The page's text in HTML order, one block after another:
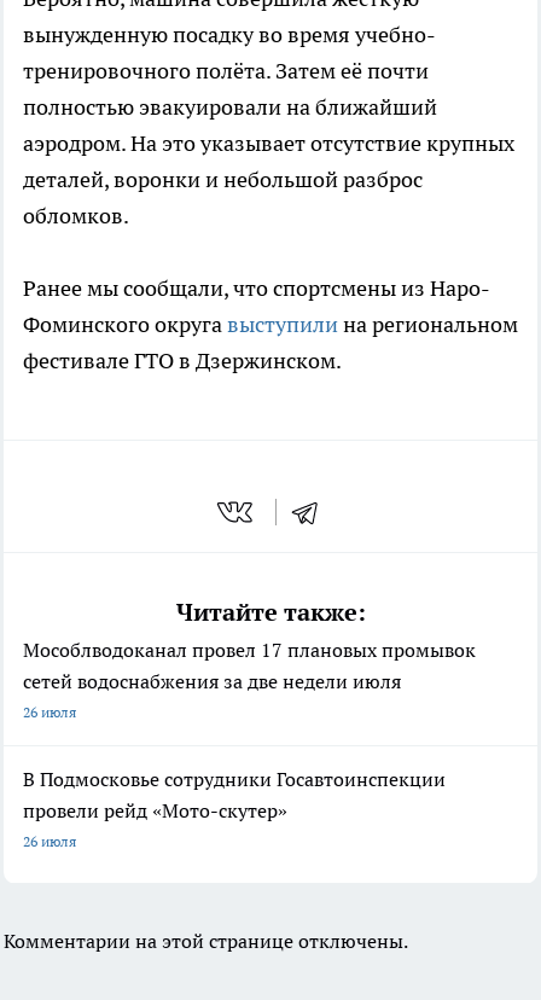
вынужденную посадку во время учебно-
тренировочного полёта. Затем её почти
полностью эвакуировали на ближайший
аэродром. На это указывает отсутствие крупных
деталей, воронки и небольшой разброс
обломков.
Ранее мы сообщали, что спортсмены из Наро-
Фоминского округавыступилина региональном
фестивале ГТО в Дзержинском.
Читайте также:
Мособлводоканал провел 17 плановых промывок
сетей водоснабжения за две недели июля
26 июля
В Подмосковье сотрудники Госавтоинспекции
провели рейд «Мото-скутер»
26 июля
Комментарии на этой странице отключены.